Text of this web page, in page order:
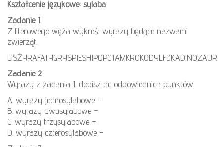
Kształcenie językowe: sylaba
Zadanie 1
Z literowego węża wykreśl wyrazy będące nazwami
zwierząt.
LISŻYRAFATYGRYSPIESHIPOPOTAMKROKODYLFOKADINOZAUR
Zadanie 2
Wyrazy z zadania 1. dopisz do odpowiednich punktów.
A. wyrazy jednosylabowe –
B. wyrazy dwusylabowe –
C. wyrazy trzysylabowe –
D. wyrazy czterosylabowe –